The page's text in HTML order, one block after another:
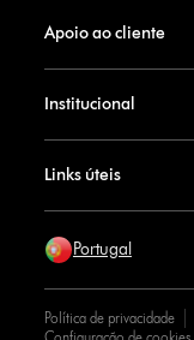
Apoio ao cliente
Institucional
Links úteis
Portugal
Política de privacidade